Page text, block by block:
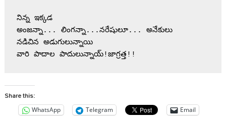
నిన్న ఇక్కడ
అంజన్నా... లింగన్నా...నరేషులూ... అనేకులు
నడిచిన అడుగులున్నాయి
వారి పాదాల పాదులున్నాయ్!జాగ్రత్త!!
Share this:
WhatsApp Telegram
Email